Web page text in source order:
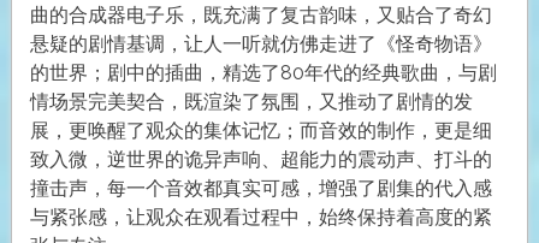
曲的合成器电子乐，既充满了复古韵味，又贴合了奇幻
悬疑的剧情基调，让人一听就仿佛走进了《怪奇物语》
的世界；剧中的插曲，精选了80年代的经典歌曲，与剧
情场景完美契合，既渲染了氛围，又推动了剧情的发
展，更唤醒了观众的集体记忆；而音效的制作，更是细
致入微，逆世界的诡异声响、超能力的震动声、打斗的
撞击声，每一个音效都真实可感，增强了剧集的代入感
与紧张感，让观众在观看过程中，始终保持着高度的紧